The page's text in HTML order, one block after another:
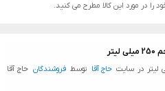
را در مورد این کالا مطرح می کنید.
حاج آقا توسط فروشندگان حاج آقا